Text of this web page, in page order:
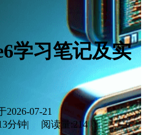
学习笔记及实
2026-07-21
分钟| 阅读量:214